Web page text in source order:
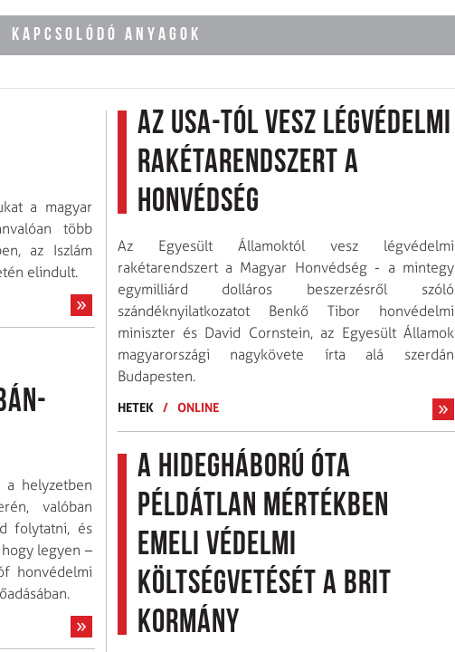
KAPCSOLÓDÓ ANYAGOK
a magyar
több
az Iszlám
elindult.
a helyzetben
valóban
folytatni, és
legyen –
honvédelmi
Az USA-tól vesz légvédelmi
rakétarendszert a
Honvédség
Az Egyesült Államoktól vesz légvédelmi
rakétarendszert a Magyar Honvédség - a mintegy
egymilliárd dolláros beszerzésről szóló
szándéknyilatkozatot Benkő Tibor honvédelmi
miniszter és David Cornstein, az Egyesült Államok
magyarországi nagykövete írta alá szerdán
Budapesten.
HETEK / ONLINE
A hidegháború óta
példátlan mértékben
emeli védelmi
költségvetését a brit
kormány